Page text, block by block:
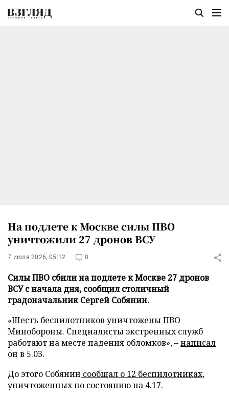
На подлете к Москве силы ПВО
уничтожили 27 дронов ВСУ
7 июля 2026, 05:12 0
Силы ПВО сбили на подлете к Москве 27 дронов
ВСУ с начала дня, сообщил столичный
градоначальник Сергей Собянин.
«Шесть беспилотников уничтожены ПВО
Минобороны. Специалисты экстренных служб
работают на месте падения обломков», –написал
он в 5.03.
До этого Собянин сообщал о 12 беспилотниках,
уничтоженных по состоянию на 4.17.